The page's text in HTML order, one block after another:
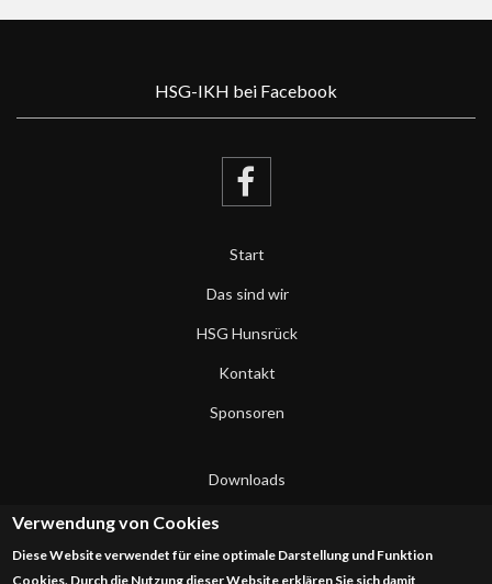
HSG-IKH bei Facebook
Start
Das sind wir
HSG Hunsrück
Kontakt
Sponsoren
Downloads
Datenschutzerklärung
Impressum
Verwendung von Cookies
Diese Website verwendet für eine optimale Darstellung und Funktion
Cookies. Durch die Nutzung dieser Website erklären Sie sich damit